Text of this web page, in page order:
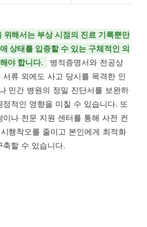
위해서는 부상 시점의 진료 기록뿐만
상태를 입증할 수 있는 구체적인 의
야 합니다.
병적증명서와 전공상
서류 외에도 사고 당시를 목격한 인
민간 병원의 정밀 진단서를 보완하
정적인 영향을 미칠 수 있습니다. 또
이나 전문 지원 센터를 통해 사전 컨
행착오를 줄이고 본인에게 최적화
할 수 있습니다.